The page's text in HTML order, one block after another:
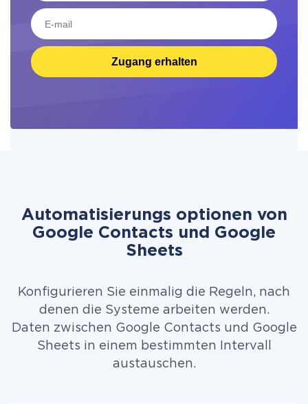
Zugang erhalten
Automatisierungs optionen von
Google Contacts und Google
Sheets
Konfigurieren Sie einmalig die Regeln, nach
denen die Systeme arbeiten werden.
Daten zwischen Google Contacts und Google
Sheets in einem bestimmten Intervall
austauschen.